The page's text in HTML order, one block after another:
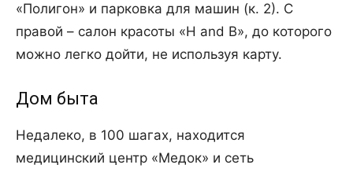
«Полигон» и парковка для машин (к. 2). С
правой – салон красоты «H and B», до которого
можно легко дойти, не используя карту.
Дом быта
Недалеко, в 100 шагах, находится
медицинский центр «Медок» и сеть